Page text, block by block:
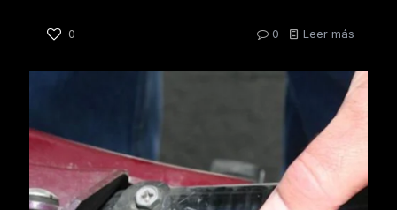
0 0 Leer más